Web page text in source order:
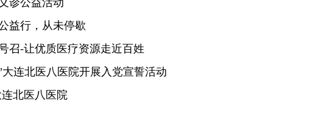
诊公益活动
益行，从未停歇
召-让优质医疗资源走近百姓
连北医八医院开展入党宣誓活动
北医八医院